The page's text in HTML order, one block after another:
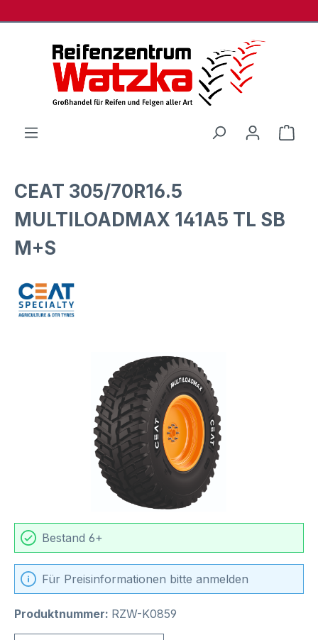
CEAT 305/70R16.5
MULTILOADMAX 141A5 TL SB
M+S
Bildergalerie überspringen
Bestand 6+
Für Preisinformationen bitte anmelden
Produktnummer: RZW-K0859